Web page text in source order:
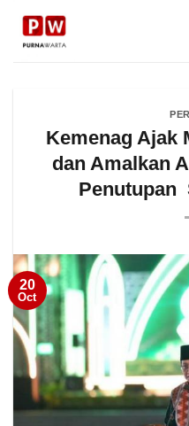
Kemenag Ajak
dan Amalkan
Penutupan
20
Oct